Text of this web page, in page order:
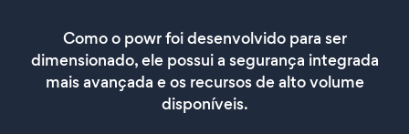
Como o powr foi desenvolvido para ser
dimensionado, ele possui a segurança integrada
mais avançada e os recursos de alto volume
disponíveis.